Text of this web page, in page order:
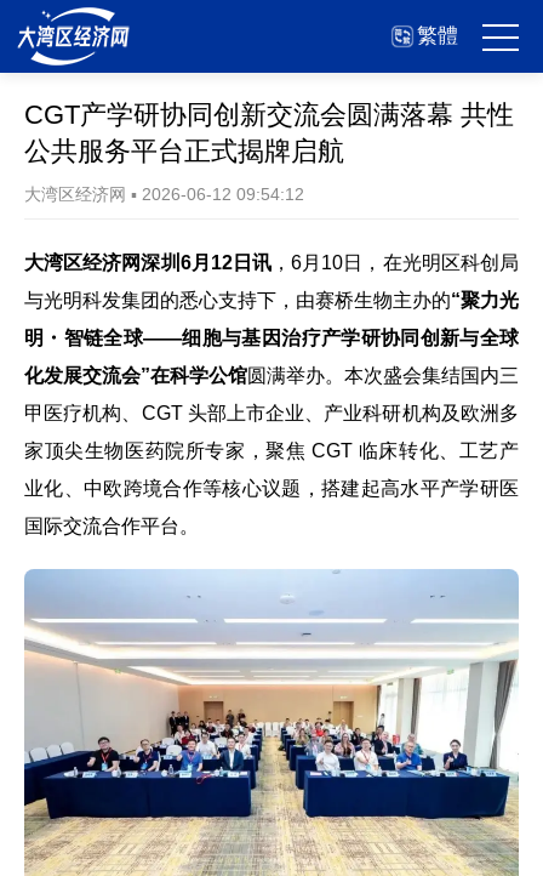
繁體
CGT产学研协同创新交流会圆满落幕 共性
公共服务平台正式揭牌启航
大湾区经济网 ▪ 2026-06-12 09:54:12
大湾区经济网深圳6月12日讯 ，6月10日，在光明区科创局
与光明科发集团的悉心支持下，由赛桥生物主办的“聚力光
明・智链全球——细胞与基因治疗产学研协同创新与全球
化发展交流会”在科学公馆圆满举办。本次盛会集结国内三
甲医疗机构、CGT 头部上市企业、产业科研机构及欧洲多
家顶尖生物医药院所专家，聚焦 CGT 临床转化、工艺产
业化、中欧跨境合作等核心议题，搭建起高水平产学研医
国际交流合作平台。